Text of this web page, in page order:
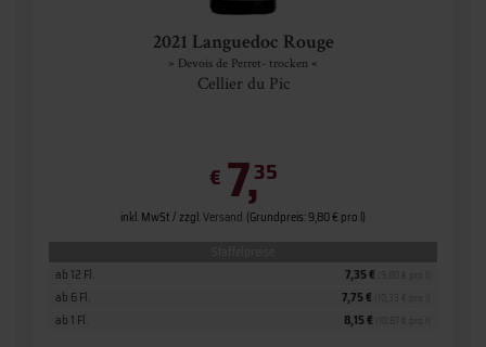
2021 Languedoc Rouge
» Devois de Perret- trocken «
Cellier du Pic
€ 7,35
inkl. MwSt. / zzgl.Versand (Grundpreis: 9,80 € pro l)
ab 1 Fl. 8,15 €
ab 6 Fl. 7,75 €
ab 12 Fl. 7,35 €